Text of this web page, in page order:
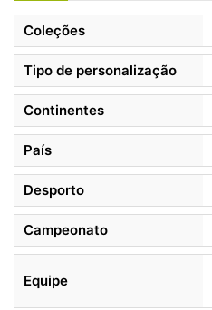
Coleções
Tipo de personalização
Continentes
País
Desporto
Campeonato
Equipe